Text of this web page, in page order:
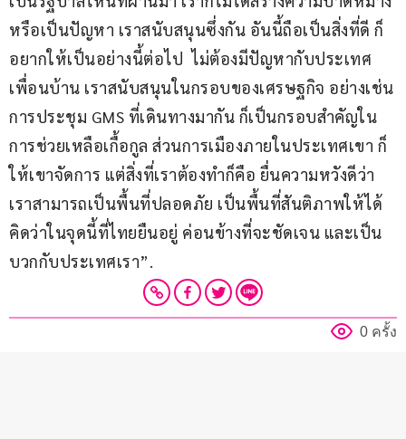
หรือเป็นปัญหา เราสนับสนุนซึ่งกัน อันนี้ถือเป็นสิ่งที่ดี ก็
อยากให้เป็นอย่างนี้ต่อไป  ไม่ต้องมีปัญหากับประเทศ
เพื่อนบ้าน เราสนับสนุนในกรอบของเศรษฐกิจ อย่างเช่น
การประชุม GMS ที่เดินทางมากัน ก็เป็นกรอบสำคัญใน
การช่วยเหลือเกื้อกูล ส่วนการเมืองภายในประเทศเขา ก็
ให้เขาจัดการ แต่สิ่งที่เราต้องทำก็คือ ยื่นความหวังดีว่า
เราสามารถเป็นพื้นที่ปลอดภัย เป็นพื้นที่สันติภาพให้ได้
คิดว่าในจุดนี้ที่ไทยยืนอยู่ ค่อนข้างที่จะชัดเจน และเป็น
บวกกับประเทศเรา”.
0 ครั้ง